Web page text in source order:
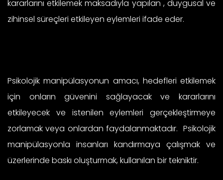
kararlarını etkilemek maksadıyla yapılan , duygusal ve
zihinsel süreçleri etkileyen eylemleri ifade eder.
Psikolojik manipülasyonun amacı, hedefleri etkilemek
için onların güvenini sağlayacak ve kararlarını
etkileyecek ve istenilen eylemleri gerçekleştirmeye
zorlamak veya onlardan faydalanmaktadır. Psikolojik
manipülasyonla insanları kandırmaya çalışmak ve
üzerlerinde baskı oluşturmak, kullanılan bir tekniktir.